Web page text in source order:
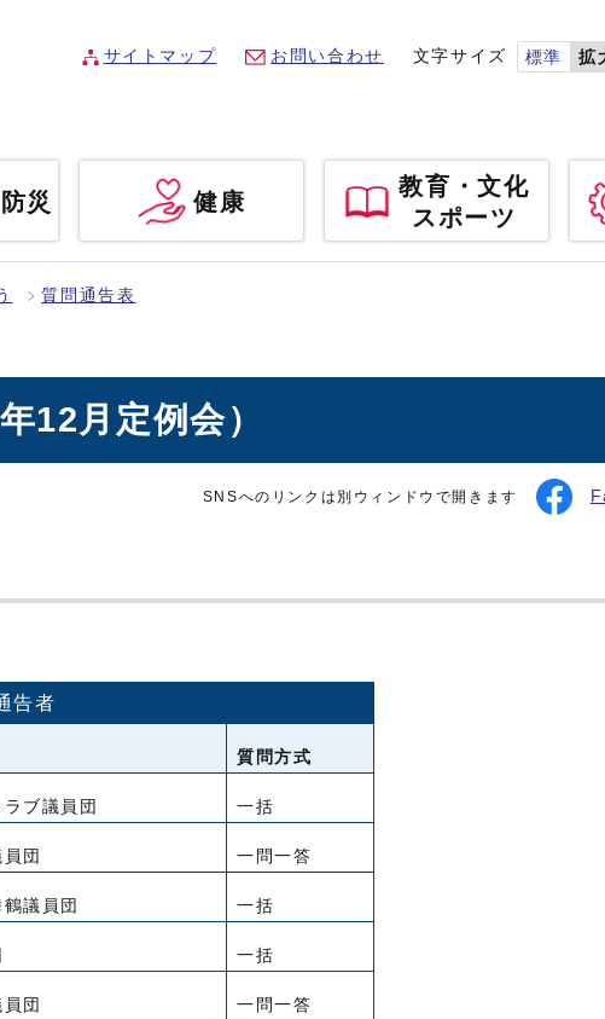
サイトマップ お問い合わせ 文字サイズ 標準 拡
災 健康
教育・文化
スポーツ
質問通告表
12月定例会）
SNSへのリンクは別ウィンドウで開きます
告者
質問方式
ブ議員団 一括
団 一問一答
議員団 一括
一括
団 一問一答